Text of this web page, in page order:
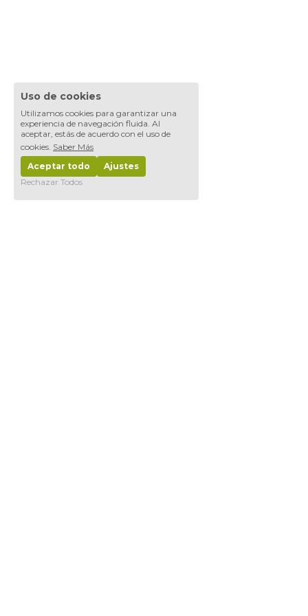
Uso de cookies
Utilizamos cookies para garantizar una
experiencia de navegación fluida. Al
aceptar, estás de acuerdo con el uso de
cookies. Saber Más
Aceptar todo
Ajustes
Rechazar Todos